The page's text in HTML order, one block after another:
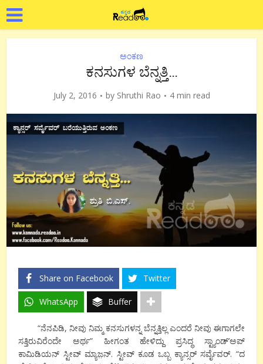
ಅಂಕಣ
ಕನಸುಗಳ ಬೆನ್ನತ್ತಿ…
July 2, 2016 by Shruthi Rao 4 min read
Share on Facebook Twitter
WhatsApp Buffer
“ನೆನಪಿಡಿ, ನೀವು ನಿಮ್ಮ ಕನಸುಗಳನ್ನ ಬೆನ್ನತ್ತಿಲ್ಲ ಎಂದರೆ ನೀವು ಈಗಾಗಲೇ
ಸತ್ತಿರುವಿರೆಂದೇ ಅರ್ಥ” ಹೀಗಂತ ಹೇಳಿದ್ದು ಪ್ರಸಿದ್ಧ ಸ್ಟ್ಯಾಂಡ್’ಅಪ್
ಕಾಮಿಡಿಯನ್ ಸ್ಟೀವ್ ಮ್ಯಾಜ಼ನ್. ಸ್ಟೀವ್ ಕೂಡ ಒಬ್ಬ ಕ್ಯಾನ್ಸರ್ ಸರ್ವೈವರ್. “ದ